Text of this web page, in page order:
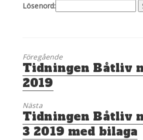
Lösenord:
Föregående
Föregående
inlägg:
Tidningen Båtliv
2019
Nästa
Nästa
inlägg:
Tidningen Båtliv
3 2019 med bilaga